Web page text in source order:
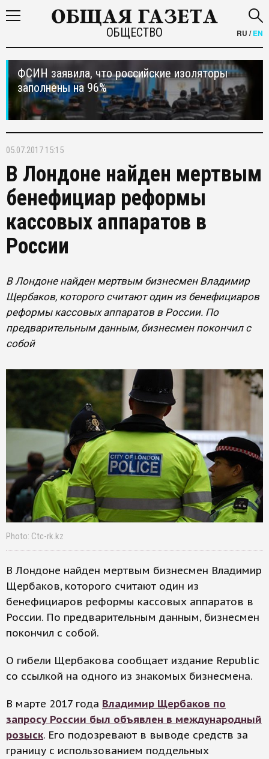
ОБЩЕСТВО RU /EN
ФСИН заявила, что российские изоляторы
заполнены на 96%
05.07.2017 15:15
В Лондоне найден мертвым
бенефициар реформы
кассовых аппаратов в
России
В Лондоне найден мертвым бизнесмен Владимир
Щербаков, которого считают один из бенефициаров
реформы кассовых аппаратов в России. По
предварительным данным, бизнесмен покончил с
собой
Photo: Ctc-rk.kz
В Лондоне найден мертвым бизнесмен Владимир
Щербаков, которого считают один из
бенефициаров реформы кассовых аппаратов в
России. По предварительным данным, бизнесмен
покончил с собой.
О гибели Щербакова сообщает издание Republic
со ссылкой на одного из знакомых бизнесмена.
В марте 2017 года Владимир Щербаков по
запросу России был объявлен в международный
розыск. Его подозревают в выводе средств за
границу с использованием поддельных